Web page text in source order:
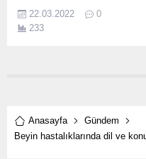
yapmış olduğu hizmetlerden
dolayı Kazakistan
22.03.2022
0
233
Anasayfa
Gündem
Beyin hastalıklarında dil ve